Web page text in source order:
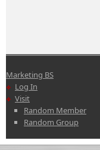
Marketing BS
Log In
Visit
Random Member
Random Group